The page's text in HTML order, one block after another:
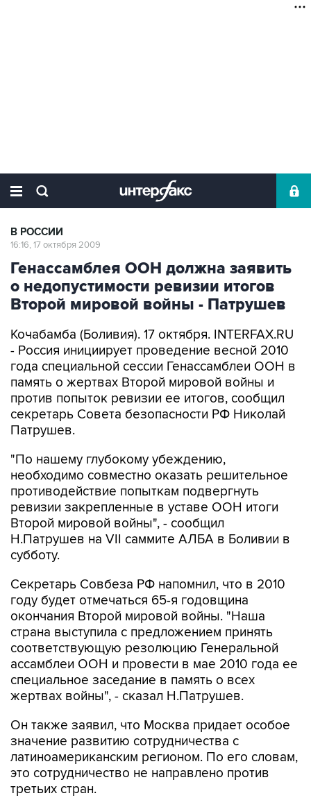
В РОССИИ
16:16, 17 октября 2009
Генассамблея ООН должна заявить
о недопустимости ревизии итогов
Второй мировой войны - Патрушев
Кочабамба (Боливия). 17 октября. INTERFAX.RU
- Россия инициирует проведение весной 2010
года специальной сессии Генассамблеи ООН в
память о жертвах Второй мировой войны и
против попыток ревизии ее итогов, сообщил
секретарь Совета безопасности РФ Николай
Патрушев.
"По нашему глубокому убеждению,
необходимо совместно оказать решительное
противодействие попыткам подвергнуть
ревизии закрепленные в уставе ООН итоги
Второй мировой войны", - сообщил
Н.Патрушев на VII саммите АЛБА в Боливии в
субботу.
Секретарь Совбеза РФ напомнил, что в 2010
году будет отмечаться 65-я годовщина
окончания Второй мировой войны. "Наша
страна выступила с предложением принять
соответствующую резолюцию Генеральной
ассамблеи ООН и провести в мае 2010 года ее
специальное заседание в память о всех
жертвах войны", - сказал Н.Патрушев.
Он также заявил, что Москва придает особое
значение развитию сотрудничества с
латиноамериканским регионом. По его словам,
это сотрудничество не направлено против
третьих стран.